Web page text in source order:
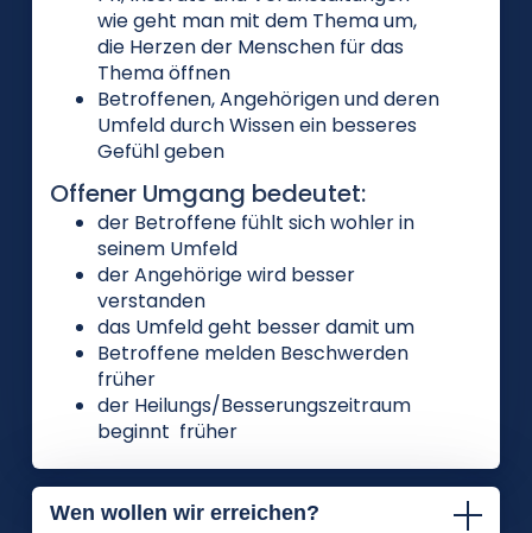
wie geht man mit dem Thema um,
die Herzen der Menschen für das
Thema öffnen
Betroffenen, Angehörigen und deren
Umfeld durch Wissen ein besseres
Gefühl geben
Offener Umgang bedeutet:
der Betroffene fühlt sich wohler in
seinem Umfeld
der Angehörige wird besser
verstanden
das Umfeld geht besser damit um
Betroffene melden Beschwerden
früher
der Heilungs/Besserungszeitraum
beginnt früher
Wen wollen wir erreichen?